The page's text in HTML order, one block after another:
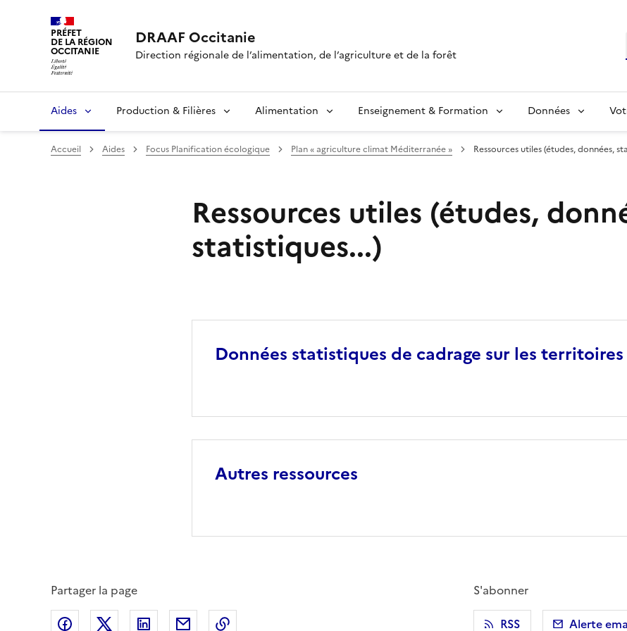
PRÉFET
DE LA RÉGION
OCCITANIE
DRAAF Occitanie
Direction régionale de l’alimentation, de l’agriculture et de la forêt
Aides Production & Filières Alimentation Enseignement & Formation Données
Accueil Aides Focus Planification écologique Plan « agriculture climat Méditerranée » Ressources utiles (études, données,
Ressources utiles (études,
statistiques...)
Données statistiques de cadrage sur les
Autres ressources
Partager la page
Partager sur Facebook
Partager sur X (anciennement Twitter)
Partager sur LinkedIn
Partager par email
S'abonner
RSS
Alerte